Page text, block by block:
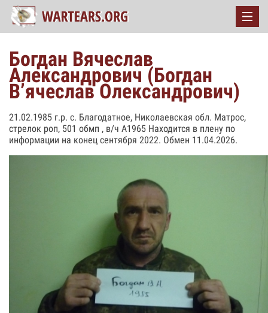
Богдан Вячеслав
Александрович (Богдан
Вʼячеслав Олександрович)
21.02.1985 г.р. с. Благодатное, Николаевская обл. Матрос,
стрелок роп, 501 обмп , в/ч А1965 Находится в плену по
информации на конец сентября 2022. Обмен 11.04.2026.